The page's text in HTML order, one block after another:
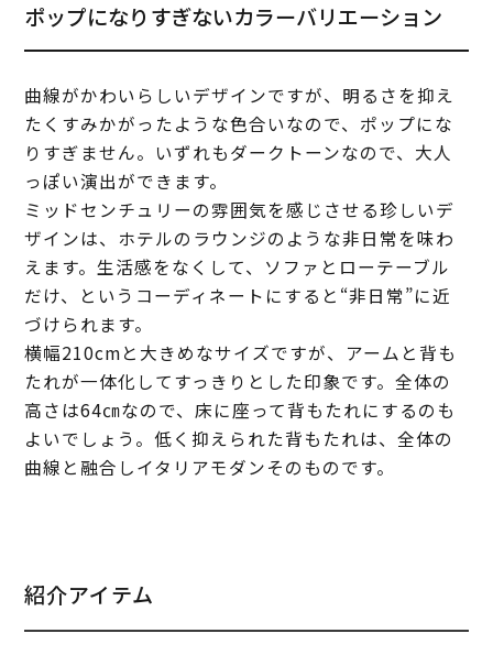
ポップになりすぎないカラーバリエーション
曲線がかわいらしいデザインですが、明るさを抑え
たくすみかがったような色合いなので、ポップにな
りすぎません。いずれもダークトーンなので、大人
っぽい演出ができます。
ミッドセンチュリーの雰囲気を感じさせる珍しいデ
ザインは、ホテルのラウンジのような非日常を味わ
えます。生活感をなくして、ソファとローテーブル
だけ、というコーディネートにすると“非日常”に近
づけられます。
横幅210cmと大きめなサイズですが、アームと背も
たれが一体化してすっきりとした印象です。全体の
高さは64㎝なので、床に座って背もたれにするのも
よいでしょう。低く抑えられた背もたれは、全体の
曲線と融合しイタリアモダンそのものです。
紹介アイテム